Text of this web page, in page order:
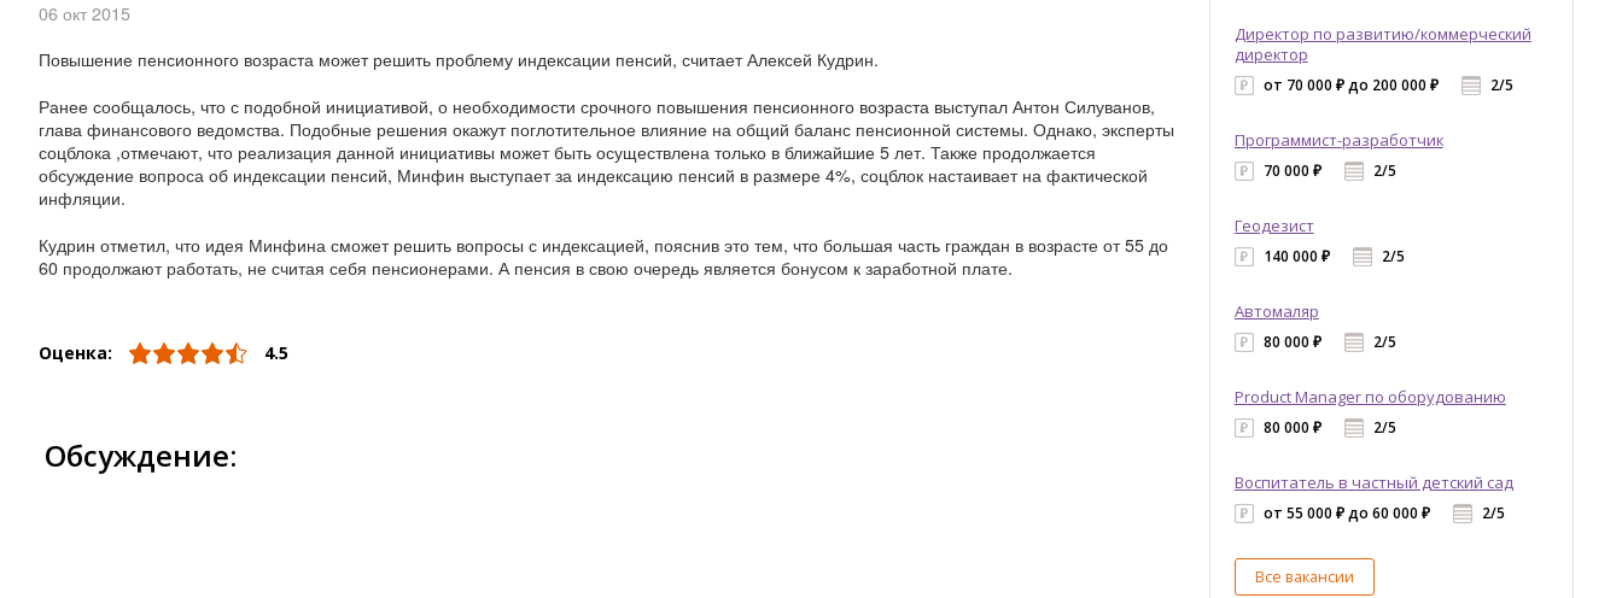
06 окт 2015
Повышение пенсионного возраста может решить проблему индексации пенсий, считает Алексей Кудрин.
Ранее сообщалось, что с подобной инициативой, о необходимости срочного повышения пенсионного возраста выступал Антон Силуванов,
глава финансового ведомства. Подобные решения окажут поглотительное влияние на общий баланс пенсионной системы. Однако, эксперты
соцблока ,отмечают, что реализация данной инициативы может быть осуществлена только в ближайшие 5 лет. Также продолжается
обсуждение вопроса об индексации пенсий, Минфин выступает за индексацию пенсий в размере 4%, соцблок настаивает на фактической
инфляции.
Кудрин отметил, что идея Минфина сможет решить вопросы с индексацией, пояснив это тем, что большая часть граждан в возрасте от 55 до
60 продолжают работать, не считая себя пенсионерами. А пенсия в свою очередь является бонусом к заработной плате.
Оценка: 4.5
Обсуждение:
Директор по развитию/коммерческий
директор
от 70 000 ₽ до 200 000 ₽ 2/5
Программист-разработчик
70 000 ₽ 2/5
Геодезист
140 000 ₽ 2/5
Автомаляр
80 000 ₽ 2/5
Product Manager по оборудованию
80 000 ₽ 2/5
Воспитатель в частный детский сад
от 55 000 ₽ до 60 000 ₽ 2/5
Все вакансии